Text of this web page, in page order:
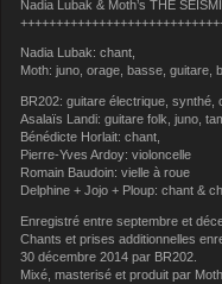
Nadia Lubak & Moth’s THE
Nadia Lubak: chant,
Moth: juno, orage, basse, guitare,
BR202: guitare électrique, synthé,
Asalaïs Landi: guitare folk, juno,
Bénédicte Horlait: chant,
Pierre-Yves Ardoy: violoncelle
Romain Baudoin: vielle à roue
Delphine + Jojo + Ploup: chant &
Enregistré entre septembre et
Chants et prises additionnelles
30 décembre 2014 par BR202.
Mixé, masterisé et produit par Moth.